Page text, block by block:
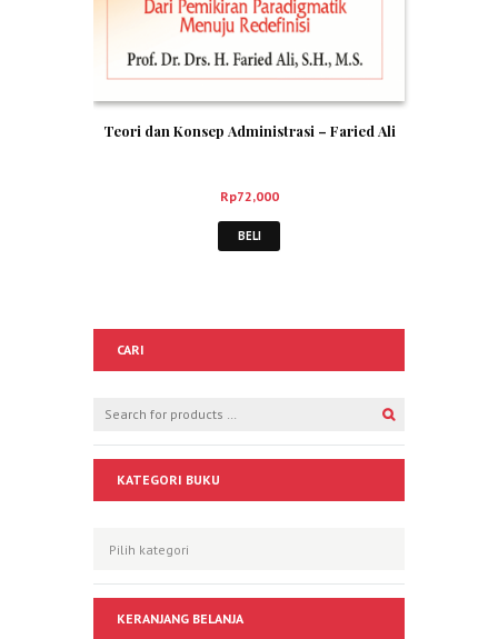
Teori dan Konsep Administrasi – Faried Ali
Rp72,000
BELI
CARI
KATEGORI BUKU
KERANJANG BELANJA